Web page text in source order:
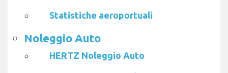
Statistiche aeroportuali
Noleggio Auto
HERTZ Noleggio Auto